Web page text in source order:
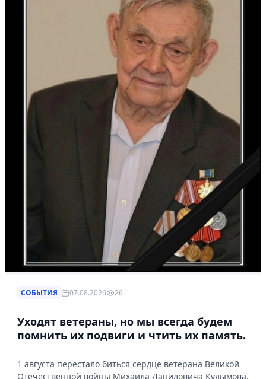
СОБЫТИЯ 07.08.2026 26
Уходят ветераны, но мы всегда будем
помнить их подвиги и чтить их память.
1 августа перестало биться сердце ветерана Великой
Отечественной войны Михаила Даниловича Кудымова.